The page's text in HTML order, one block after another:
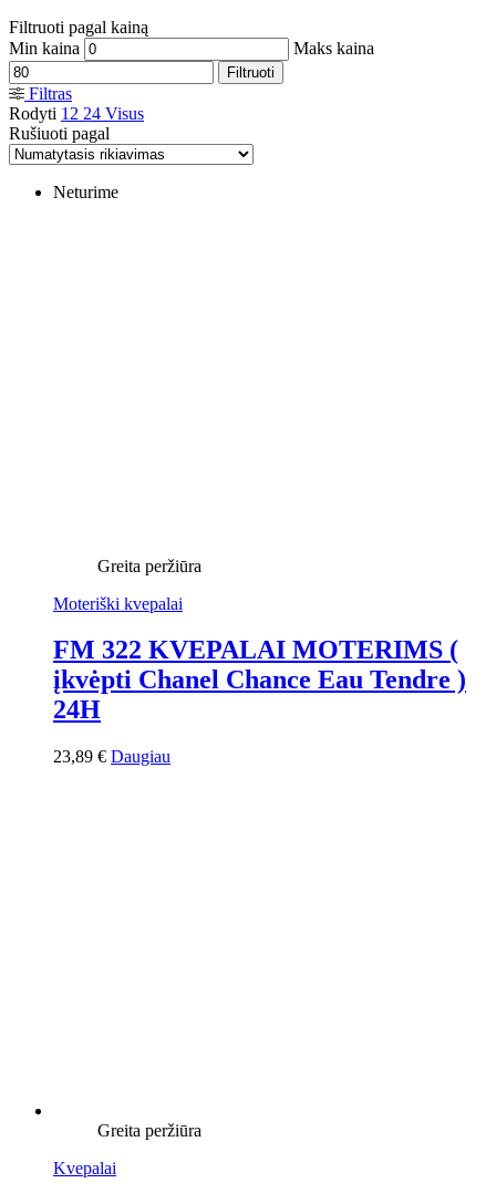
Filtruoti pagal kainą
Min kaina
Maks kaina
Filtruoti
Filtras
Rodyti 12 24 Visus
Rušiuoti pagal
Neturime
Greita peržiūra
Moteriški kvepalai
FM 322 KVEPALAI MOTERIMS (
įkvėpti Chanel Chance Eau Tendre )
24H
23,89 € Daugiau
Greita peržiūra
Kvepalai